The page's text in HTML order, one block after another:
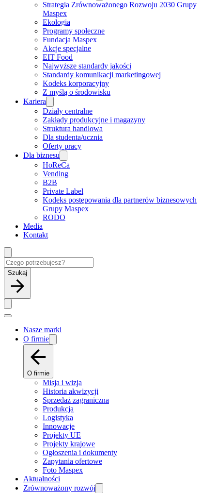
Strategia Zrównoważonego Rozwoju 2030 Grupy
Maspex
Ekologia
Programy społeczne
Fundacja Maspex
Akcje specjalne
EIT Food
Najwyższe standardy jakości
Standardy komunikacji marketingowej
Kodeks korporacyjny
Z myślą o środowisku
Kariera
Działy centralne
Zakłady produkcyjne i magazyny
Struktura handlowa
Dla studenta/ucznia
Oferty pracy
Dla biznesu
HoReCa
Vending
B2B
Private Label
Kodeks postępowania dla partnerów biznesowych
Grupy Maspex
RODO
Media
Kontakt
Szukaj
Nasze marki
O firmie
O firmie
Misja i wizja
Historia akwizycji
Sprzedaż zagraniczna
Produkcja
Logistyka
Innowacje
Projekty UE
Projekty krajowe
Ogłoszenia i dokumenty
Zapytania ofertowe
Foto Maspex
Aktualności
Zrównoważony rozwój